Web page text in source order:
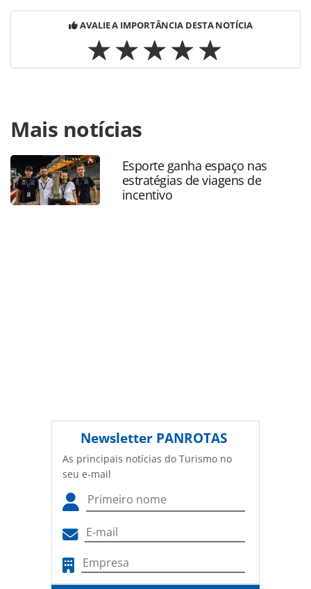
AVALIE A IMPORTÂNCIA DESTA NOTÍCIA
https://www.panrotas.com.br/aviacao/empresas/2018/03/
realiza-acao-para-copa-com-craques-brasileiros-
fotos_154347.html ou as ferramentas oferecidas na página.
Todo o conteúdo produzido pela PANROTAS Editora é
protegido pela legislação brasileira sobre direito autoral.
Não reproduza o conteúdo sem autorização da PANROTAS
Mais notícias
Esporte ganha espaço nas
estratégias de viagens de
incentivo
Newsletter PANROTAS
As principais notícias do Turismo no
seu e-mail